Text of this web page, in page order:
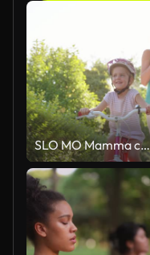
SLO MO Mamma che lascia andare la bici che la sua giovane figlia sta guidando per la prima volta su una strada soleggiata